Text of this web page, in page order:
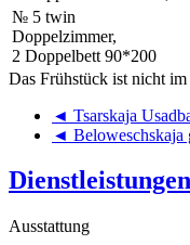
№ 5 twin
Doppelzimmer,
2 Doppelbett 90*200
Das Frühstück ist nicht
◄ Tsarskaja
◄ Beloweschskaja
Ausstattung